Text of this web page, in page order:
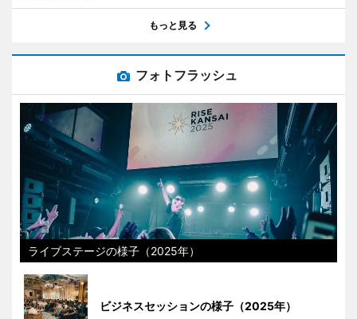
もっと見る
フォトフラッシュ
ライブステージの様子（2025年）
ビジネスセッションの様子（2025年）